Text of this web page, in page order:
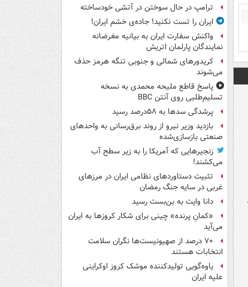
ترامپ در حال سوختن در آتشی خودساخته
ایران را تست نکنید! جاده‌ی خشم ایران!
واکنش سفارت ایران به بیانیه مغرضانه
نمایندگان پارلمان اتریش
کریدورهای شمالی و جنوبی تنگه هرمز حذف
می‌شوند
پاسخ قاطع ملیحه محمدی به نسخه
تسلیم‌طلبی روی آنتن BBC
پرشدگی سدها به ۵۸درصد رسید
بازدید وزیر نیرو از روند برق‌رسانی به واحدهای
صنعتی بازسازی‌شده
زنجیرهایی که آمریکا را به زیر سطح آب
می‌کشند!
تثبیت دستاوردهای نظامی ایران در مرزهای
غربی در سایه جنگ رمضان
دانا وایت به بن‌بست رسید
«کمانِ پرنده» چینی برای شکار کروزها به ایران
می‌آید
۷۰ درصد از صهیونیست‌ها نگران سلامت
انتخابات هستند
یاوه‌گویی تولیدکننده موشک کروز اوکراینی
علیه ایران